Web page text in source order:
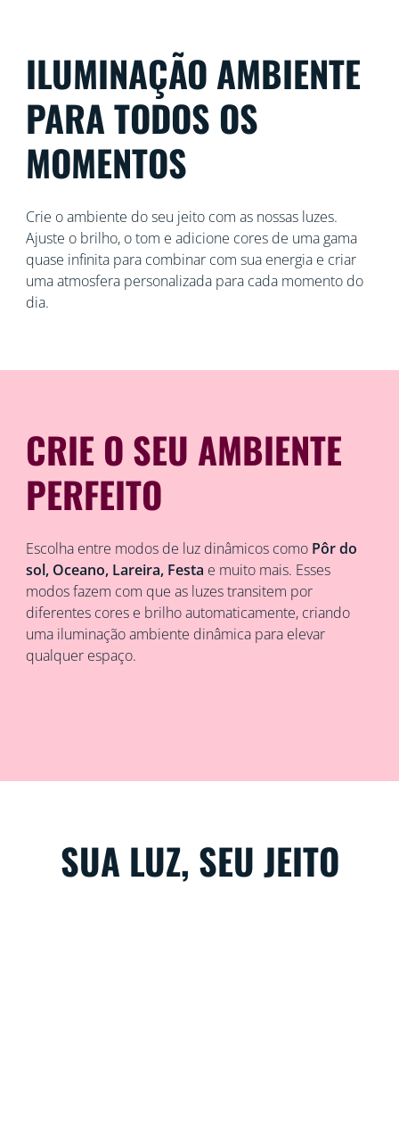
ILUMINAÇÃO AMBIENTE
PARA TODOS OS
MOMENTOS
Crie o ambiente do seu jeito com as nossas luzes.
Ajuste o brilho, o tom e adicione cores de uma gama
quase infinita para combinar com sua energia e criar
uma atmosfera personalizada para cada momento do
dia.
CRIE O SEU AMBIENTE
PERFEITO
Escolha entre modos de luz dinâmicos como Pôr do
sol, Oceano, Lareira, Festa e muito mais. Esses
modos fazem com que as luzes transitem por
diferentes cores e brilho automaticamente, criando
uma iluminação ambiente dinâmica para elevar
qualquer espaço.
SUA LUZ, SEU JEITO